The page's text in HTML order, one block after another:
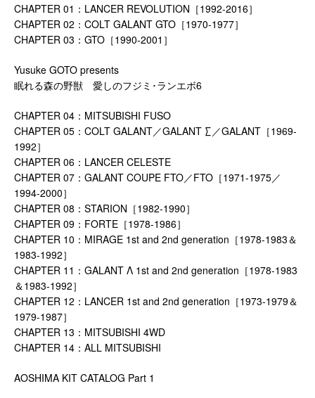
CHAPTER 01：LANCER REVOLUTION［1992-2016］
CHAPTER 02：COLT GALANT GTO［1970-1977］
CHAPTER 03：GTO［1990-2001］
Yusuke GOTO presents
眠れる森の野獣 愛しのフジミ･ランエボ6
CHAPTER 04：MITSUBISHI FUSO
CHAPTER 05：COLT GALANT／GALANT ∑／GALANT［1969-
1992］
CHAPTER 06：LANCER CELESTE
CHAPTER 07：GALANT COUPE FTO／FTO［1971-1975／
1994-2000］
CHAPTER 08：STARION［1982-1990］
CHAPTER 09：FORTE［1978-1986］
CHAPTER 10：MIRAGE 1st and 2nd generation［1978-1983＆
1983-1992］
CHAPTER 11：GALANT Λ 1st and 2nd generation［1978-1983
＆1983-1992］
CHAPTER 12：LANCER 1st and 2nd generation［1973-1979＆
1979-1987］
CHAPTER 13：MITSUBISHI 4WD
CHAPTER 14：ALL MITSUBISHI
AOSHIMA KIT CATALOG Part 1